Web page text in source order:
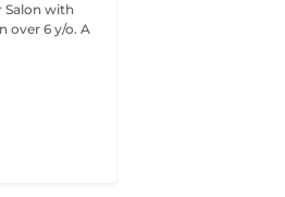
Salon with
6 y/o. A